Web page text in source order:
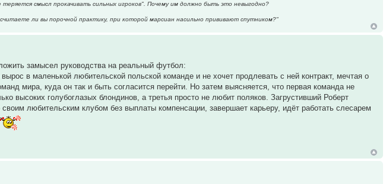
смысл прокачивать сильных игроков". Почему им должно быть это невыгодно?
ли вы порочной практику, при которой марсиан насильно прививают спутником?"
замысел руководства на реальный футбол:
в маленькой любительской польской команде и не хочет продлевать с ней контракт, мечтая о
мира, куда он так и быть согласится перейти. Но затем выясняется, что первая команда не
высоких голубоглазых блондинов, а третья просто не любит поляков. Загрустивший Роберт
любительским клубом без выплаты компенсации, завершает карьеру, идёт работать слесарем